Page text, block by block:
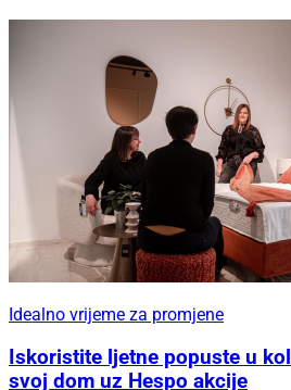
Idealno vrijeme za promjene
Iskoristite ljetne popuste u
svoj dom uz Hespo akcije